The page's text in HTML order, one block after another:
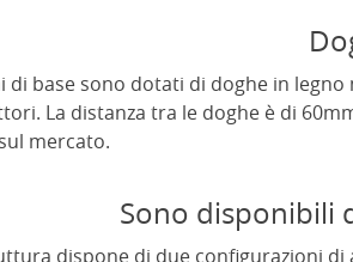
di base sono dotati di doghe in
La distanza tra le doghe è di
mercato.
Sono disponibili
dispone di due configurazioni di